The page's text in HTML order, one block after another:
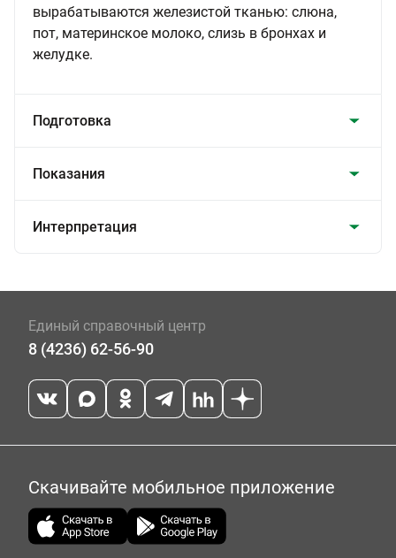
вырабатываются железистой тканью: слюна,
пот, материнское молоко, слизь в бронхах и
желудке.
Подготовка
Показания
Интерпретация
Единый справочный центр
8 (4236) 62-56-90
Скачивайте мобильное приложение